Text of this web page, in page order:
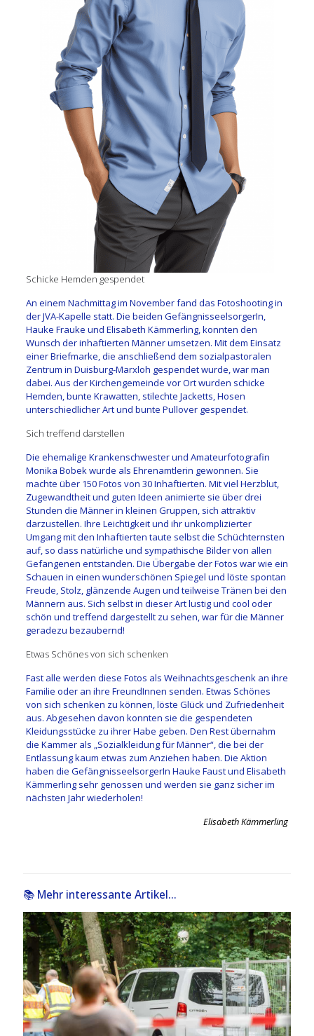
Schicke Hemden gespendet
An einem Nachmittag im November fand das Fotoshooting in
der JVA-Kapelle statt. Die beiden GefängnisseelsorgerIn,
Hauke Frauke und Elisabeth Kämmerling, konnten den
Wunsch der inhaftierten Männer umsetzen. Mit dem Einsatz
einer Briefmarke, die anschließend dem sozialpastoralen
Zentrum in Duisburg-Marxloh gespendet wurde, war man
dabei. Aus der Kirchengemeinde vor Ort wurden schicke
Hemden, bunte Krawatten, stilechte Jacketts, Hosen
unterschiedlicher Art und bunte Pullover gespendet.
Sich treffend darstellen
Die ehemalige Krankenschwester und Amateurfotografin
Monika Bobek wurde als Ehrenamtlerin gewonnen. Sie
machte über 150 Fotos von 30 Inhaftierten. Mit viel Herzblut,
Zugewandtheit und guten Ideen animierte sie über drei
Stunden die Männer in kleinen Gruppen, sich attraktiv
darzustellen. Ihre Leichtigkeit und ihr unkomplizierter
Umgang mit den Inhaftierten taute selbst die Schüchternsten
auf, so dass natürliche und sympathische Bilder von allen
Gefangenen entstanden. Die Übergabe der Fotos war wie ein
Schauen in einen wunderschönen Spiegel und löste spontan
Freude, Stolz, glänzende Augen und teilweise Tränen bei den
Männern aus. Sich selbst in dieser Art lustig und cool oder
schön und treffend dargestellt zu sehen, war für die Männer
geradezu bezaubernd!
Etwas Schönes von sich schenken
Fast alle werden diese Fotos als Weihnachtsgeschenk an ihre
Familie oder an ihre FreundInnen senden. Etwas Schönes
von sich schenken zu können, löste Glück und Zufriedenheit
aus. Abgesehen davon konnten sie die gespendeten
Kleidungsstücke zu ihrer Habe geben. Den Rest übernahm
die Kammer als „Sozialkleidung für Männer“, die bei der
Entlassung kaum etwas zum Anziehen haben. Die Aktion
haben die GefängnisseelsorgerIn Hauke Faust und Elisabeth
Kämmerling sehr genossen und werden sie ganz sicher im
nächsten Jahr wiederholen!
Elisabeth Kämmerling
📚 Mehr interessante Artikel...